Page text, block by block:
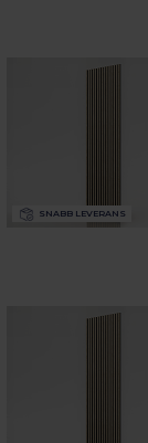
SNABB LEVERANS